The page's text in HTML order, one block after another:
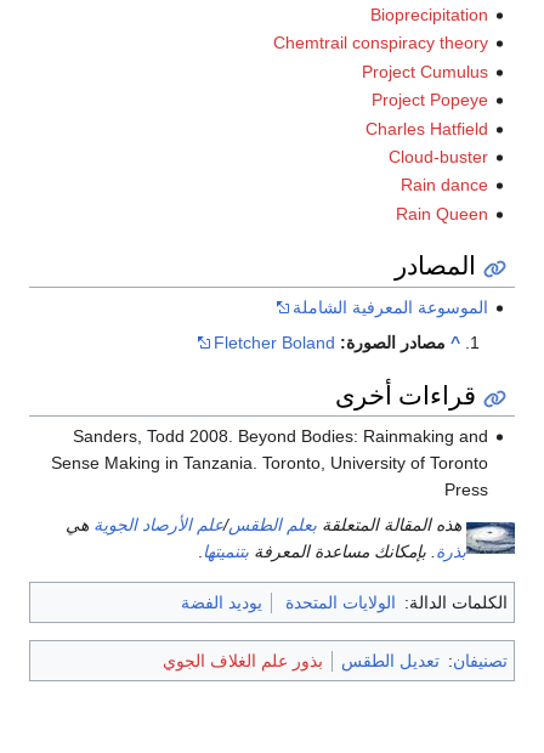
Bioprecipitation
Chemtrail conspiracy theory
Project Cumulus
Project Popeye
Charles Hatfield
Cloud-buster
Rain dance
Rain Queen
المصادر
الموسوعة المعرفية الشاملة
^ مصادر الصورة: Fletcher Boland
قراءات أخرى
Sanders, Todd 2008. Beyond Bodies: Rainmaking and
Sense Making in Tanzania. Toronto, University of Toronto
Press
هذه المقالة المتعلقة بعلم الطقس/علم الأرصاد الجوية هي
بذرة. بإمكانك مساعدة المعرفة بتنميتها.
الكلمات الدالة: الولايات المتحدة يوديد الفضة
تصنيفان: تعديل الطقس بذور علم الغلاف الجوي